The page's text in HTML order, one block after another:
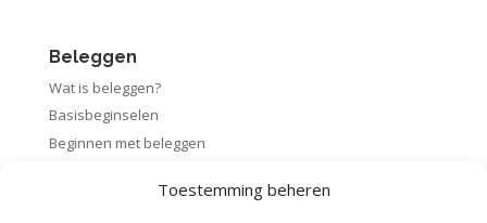
Toestemming beheren
Beleggen
Wat is beleggen?
Basisbeginselen
Beginnen met beleggen
Rendement berekenen